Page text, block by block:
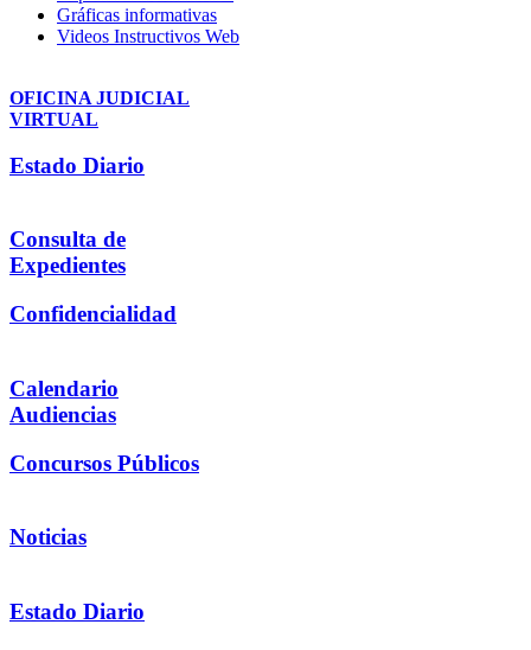
Gráficas informativas
Videos Instructivos Web
OFICINA JUDICIAL
VIRTUAL
Estado Diario
Consulta de
Expedientes
Confidencialidad
Calendario
Audiencias
Concursos Públicos
Noticias
Estado Diario